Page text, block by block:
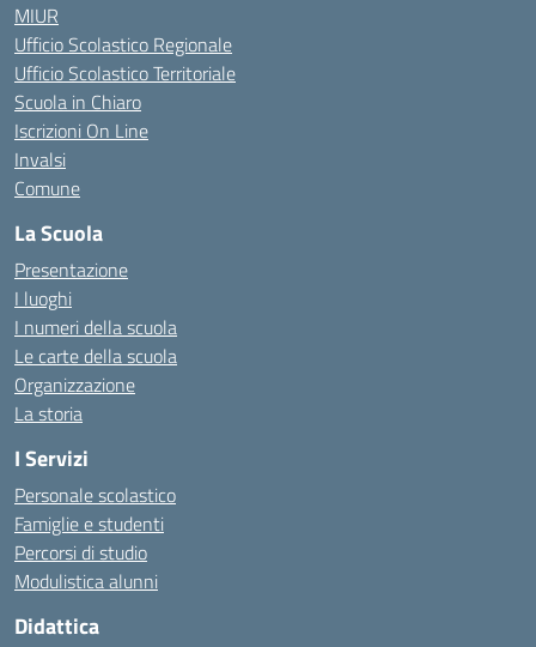
MIUR
Ufficio Scolastico Regionale
Ufficio Scolastico Territoriale
Scuola in Chiaro
Iscrizioni On Line
Invalsi
Comune
La Scuola
Presentazione
I luoghi
I numeri della scuola
Le carte della scuola
Organizzazione
La storia
I Servizi
Personale scolastico
Famiglie e studenti
Percorsi di studio
Modulistica alunni
Didattica